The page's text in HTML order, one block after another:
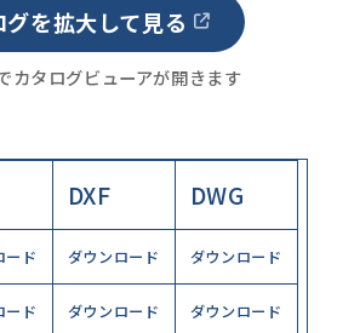
グを拡大して見る
カタログビューアが開きます
DXF DWG
ード ダウンロード ダウンロード
ード ダウンロード ダウンロード